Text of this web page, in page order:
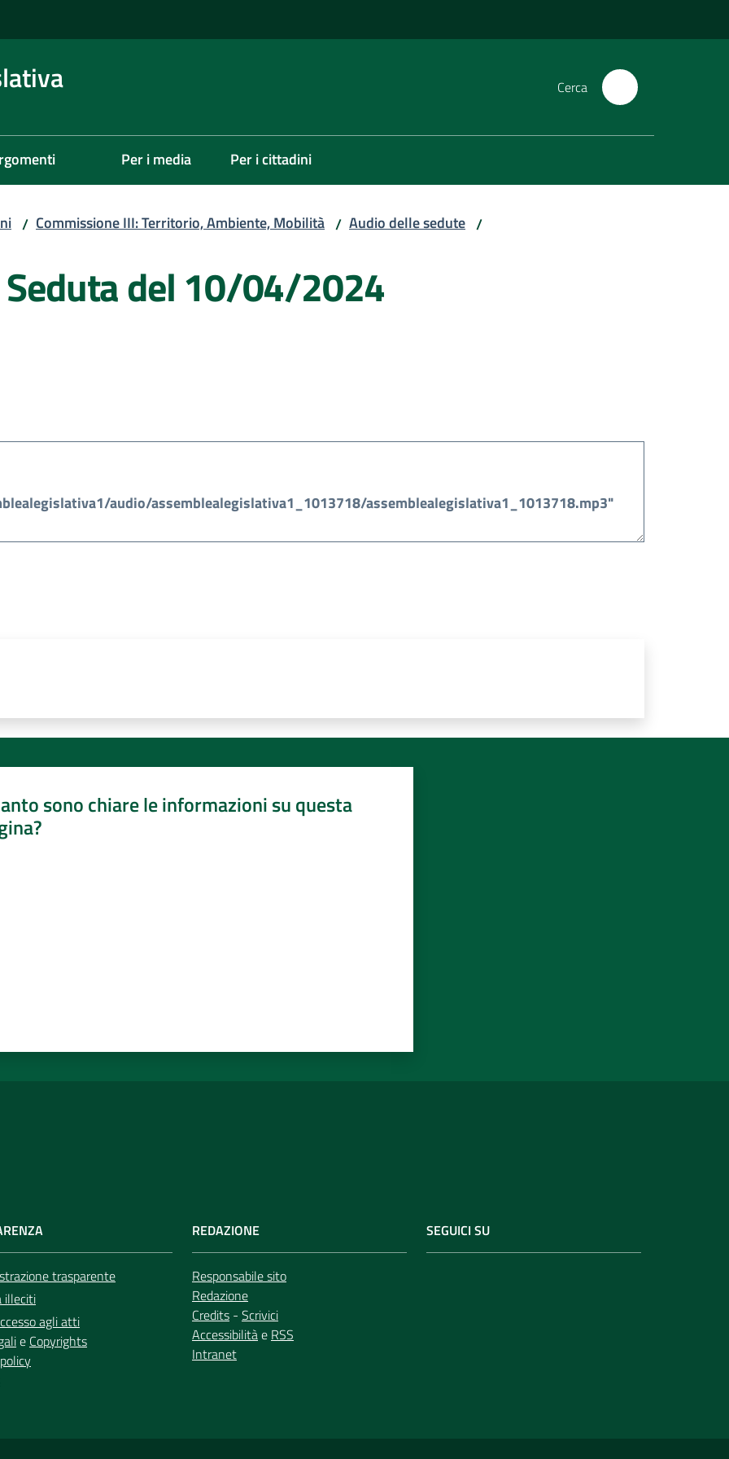
Cerca
Per i media Per i cittadini
/ Commissione III: Territorio, Ambiente, Mobilità / Audio delle sedute /
del 10/04/2024
sono chiare le informazioni su questa
trasparente
illeciti
agli atti
e Copyrights
REDAZIONE
Responsabile sito
Redazione
Credits - Scrivici
Accessibilitàe RSS
Intranet
SEGUICI SU